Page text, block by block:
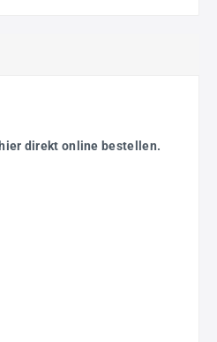
direkt online bestellen.